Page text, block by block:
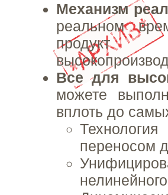
Механизм
реальном
Все для
можете
вплоть до
переносом